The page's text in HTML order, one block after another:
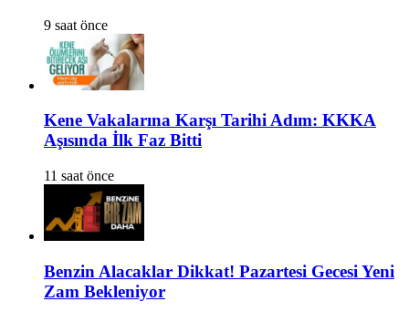
9 saat önce
Kene Vakalarına Karşı Tarihi Adım: KKKA
Aşısında İlk Faz Bitti
11 saat önce
Benzin Alacaklar Dikkat! Pazartesi Gecesi Yeni
Zam Bekleniyor